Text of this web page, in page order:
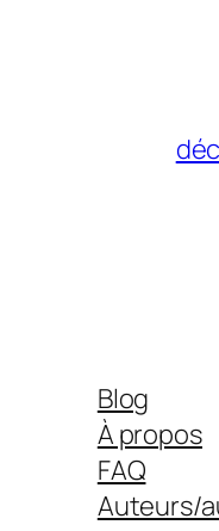
Blog
À propos
FAQ
Auteurs/